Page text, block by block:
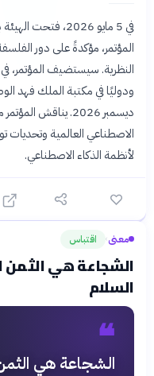
في 5 مايو 2026،
المؤتمر، مؤكدةً على دور
ديسمبر 2026. يناقش
الاصطناعي العالمية وتحديات
لأنظمة الذكاء الاصطناعي.
معنى› اقتباس
الشجاعة هي الثمن
السلام
❝
الشجاعة هي